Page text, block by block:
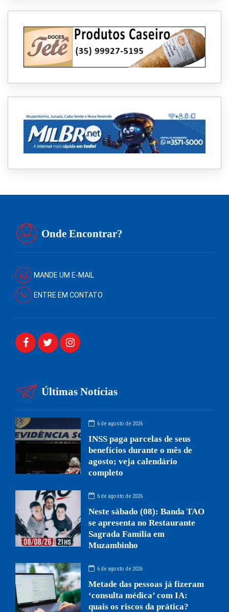
Onde Encontrar?
MANDE UM E-MAIL
ENTRE EM CONTATO
Últimas Notícias
6 de agosto de 2026
INSS paga parcelas de seus
benefícios durante o mês de
agosto; veja calendário
completo
6 de agosto de 2026
Neste sábado (08): Banda TAO
se apresenta no Restaurante
Sagrada Família em
Muzambinho
6 de agosto de 2026
Metade das pessoas já fizeram
‘consulta médica’ com IA:
quais os riscos da prática?